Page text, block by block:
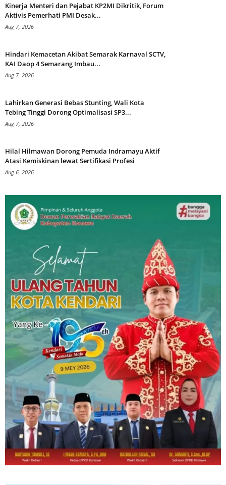
Kinerja Menteri dan Pejabat KP2MI Dikritik, Forum
Aktivis Pemerhati PMI Desak...
Aug 7, 2026
Hindari Kemacetan Akibat Semarak Karnaval SCTV,
KAI Daop 4 Semarang Imbau...
Aug 7, 2026
Lahirkan Generasi Bebas Stunting, Wali Kota
Tebing Tinggi Dorong Optimalisasi SP3...
Aug 7, 2026
Hilal Hilmawan Dorong Pemuda Indramayu Aktif
Atasi Kemiskinan lewat Sertifikasi Profesi
Aug 6, 2026